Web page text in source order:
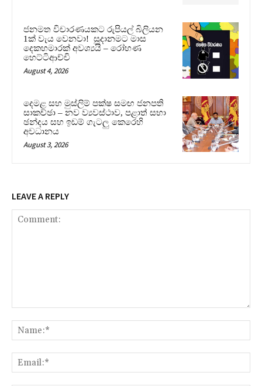
ජනමත විචාරණයකට රුපියල් බිලියන
1ක් වැය වෙනවා! සූදානමට මාස
දෙකහමාරක් අවශ්‍යයි – රෝහණ
හෙට්ටිආච්චි
August 4, 2026
දෙමළ සහ මුස්ලිම් පක්ෂ සමඟ ජනපති
සාකච්ඡා – නව ව්‍යවස්ථාව, පළාත් සභා
ඡන්දය සහ ඉඩම් ගැටලු කෙරෙහි
අවධානය
August 3, 2026
LEAVE A REPLY